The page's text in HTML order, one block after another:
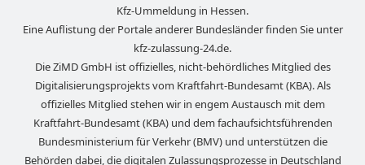
Kfz-Ummeldung in Hessen.
Eine Auflistung der Portale anderer Bundesländer finden Sie unter
kfz-zulassung-24.de.
Die ZiMD GmbH ist offizielles, nicht-behördliches Mitglied des
Digitalisierungsprojekts vom Kraftfahrt-Bundesamt (KBA). Als
offizielles Mitglied stehen wir in engem Austausch mit dem
Kraftfahrt-Bundesamt (KBA) und dem fachaufsichtsführenden
Bundesministerium für Verkehr (BMV) und unterstützen die
Behörden dabei, die digitalen Zulassungsprozesse in Deutschland